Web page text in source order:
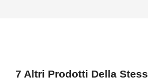
7 Altri Prodotti Della